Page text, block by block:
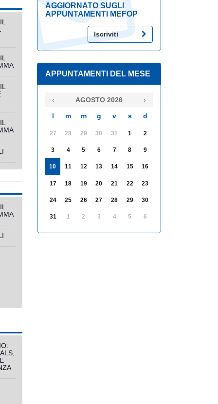
AGGIORNATO SUGLI
APPUNTAMENTI MEFOP
Iscriviti
APPUNTAMENTI DEL MESE
‹ AGOSTO 2026 ›
l m m g v s d
27 28 29 30 31 1 2
3 4 5 6 7 8 9
10 11 12 13 14 15 16
17 18 19 20 21 22 23
24 25 26 27 28 29 30
31 1 2 3 4 5 6